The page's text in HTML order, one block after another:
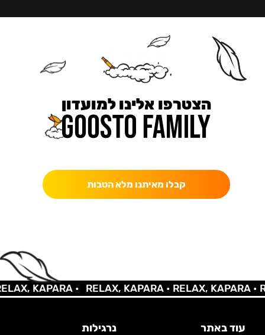
הצטרפו אלינו למועדון
קבלו מאיתנו מלא הטבות
KAPARA • RELAX, KAPARA •RELAX, KAPARA •
עוד באתר נרגילות